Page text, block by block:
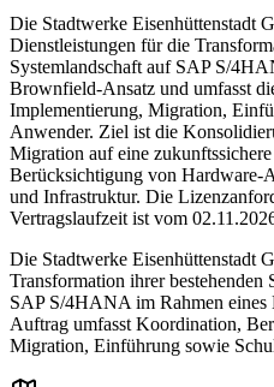
Die Stadtwerke Eisenhüttenstadt
Dienstleistungen für die
Systemlandschaft auf SAP S/
Brownfield-Ansatz und umfasst
Implementierung, Migration,
Anwender. Ziel ist die
Migration auf eine
Berücksichtigung von
und Infrastruktur. Die
Vertragslaufzeit ist vom
Die Stadtwerke Eisenhüttenstadt
Transformation ihrer bestehenden
SAP S/4HANA im Rahmen
Auftrag umfasst Koordination,
Migration, Einführung sowie